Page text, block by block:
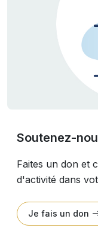
Soutenez-
Faites un don et
d'activité dans
Je fais un don